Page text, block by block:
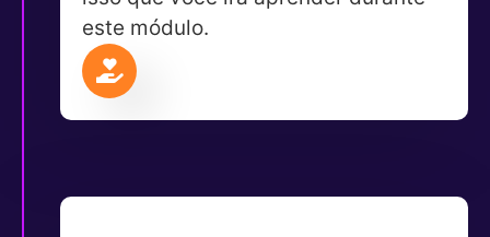
este módulo.